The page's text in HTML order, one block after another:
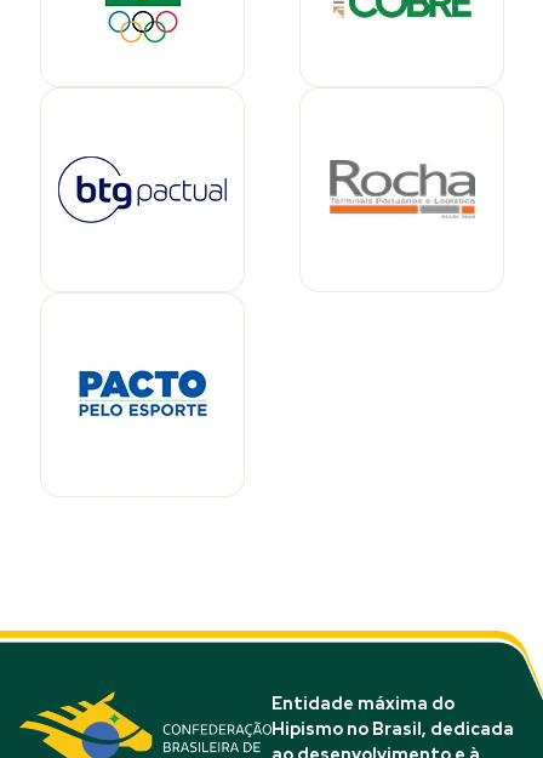
Entidade máxima do
Hipismo no Brasil, dedicada